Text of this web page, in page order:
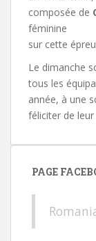
composée de
féminine
sur cette
Le dimanche
tous les
année, à une
féliciter de
PAGE